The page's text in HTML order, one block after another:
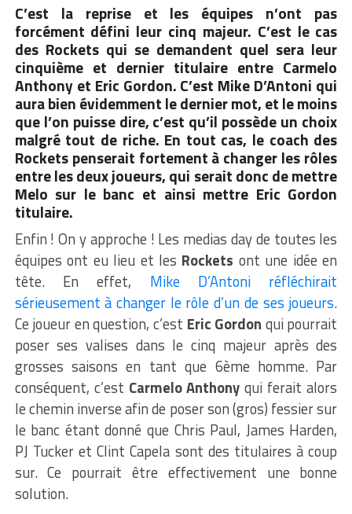
C’est la reprise et les équipes n’ont pas
forcément défini leur cinq majeur. C’est le cas
des Rockets qui se demandent quel sera leur
cinquième et dernier titulaire entre Carmelo
Anthony et Eric Gordon. C’est Mike D’Antoni qui
aura bien évidemment le dernier mot, et le moins
que l’on puisse dire, c’est qu’il possède un choix
malgré tout de riche. En tout cas, le coach des
Rockets penserait fortement à changer les rôles
entre les deux joueurs, qui serait donc de mettre
Melo sur le banc et ainsi mettre Eric Gordon
titulaire.
Enfin ! On y approche ! Les medias day de toutes les
équipes ont eu lieu et les Rockets ont une idée en
tête. En effet, Mike D’Antoni réfléchirait
sérieusement à changer le rôle d’un de ses joueurs.
Ce joueur en question, c’est Eric Gordon qui pourrait
poser ses valises dans le cinq majeur après des
grosses saisons en tant que 6ème homme. Par
conséquent, c’est Carmelo Anthony qui ferait alors
le chemin inverse afin de poser son (gros) fessier sur
le banc étant donné que Chris Paul, James Harden,
PJ Tucker et Clint Capela sont des titulaires à coup
sur. Ce pourrait être effectivement une bonne
solution.